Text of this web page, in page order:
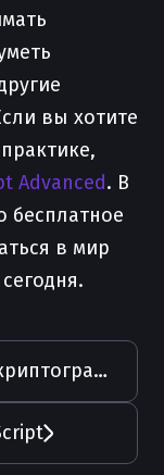
вы хотите
Advanced. В
бесплатное
в мир
JavaScript Web Crypto API — криптография в браузере